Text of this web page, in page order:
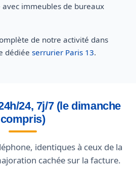
immeubles de bureaux
de notre activité dans
dédiée serrurier Paris 13.
24, 7j/7 (le dimanche
compris)
identiques à ceux de la
cachée sur la facture.